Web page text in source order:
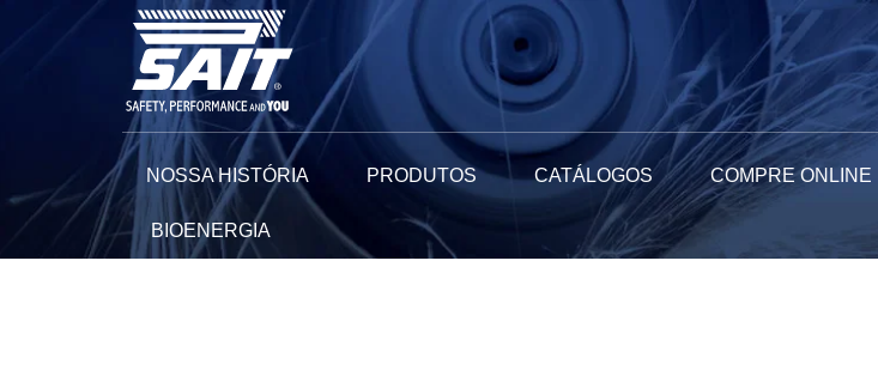
NOSSA HISTÓRIA PRODUTOS CATÁLOGOS COMPRE ONLINE
BIOENERGIA